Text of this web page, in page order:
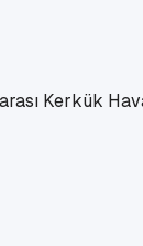
Kerkük